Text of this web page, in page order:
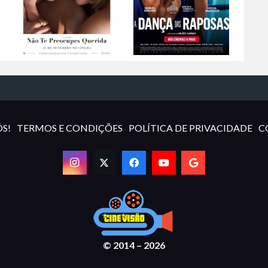
TERMOS E CONDIÇÕES POLÍTICA DE PRIVACIDADE
© 2014 – 2026